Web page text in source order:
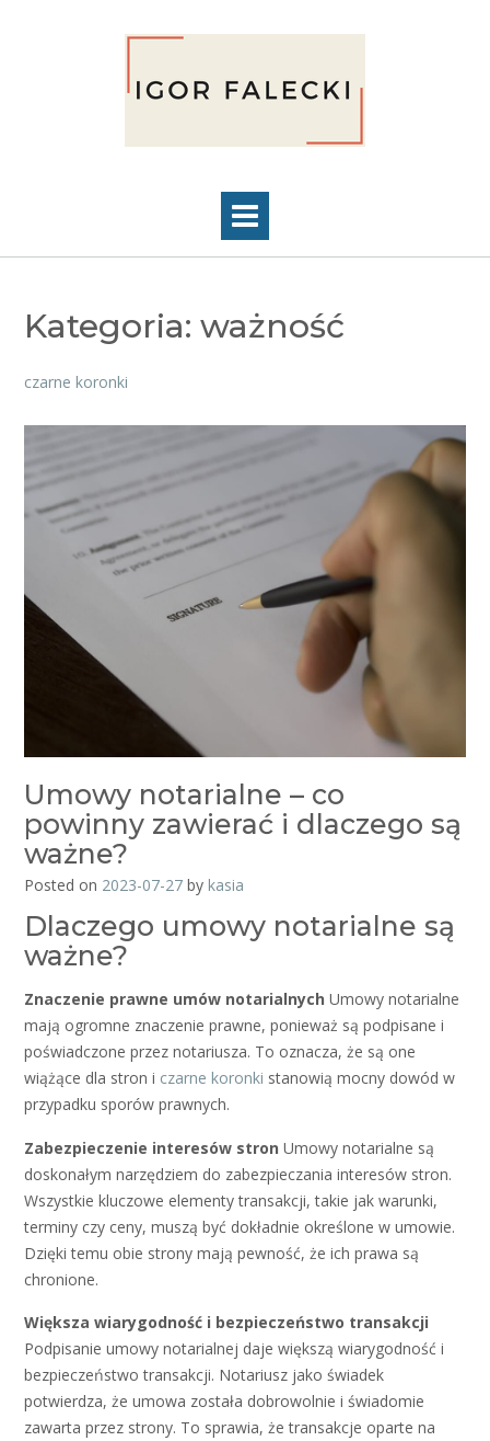
Kategoria: ważność
czarne koronki
Umowy notarialne – co
powinny zawierać i dlaczego są
ważne?
Posted on 2023-07-27 by kasia
Dlaczego umowy notarialne są
ważne?
Znaczenie prawne umów notarialnych Umowy notarialne
mają ogromne znaczenie prawne, ponieważ są podpisane i
poświadczone przez notariusza. To oznacza, że są one
wiążące dla stron i czarne koronki stanowią mocny dowód w
przypadku sporów prawnych.
Zabezpieczenie interesów stron Umowy notarialne są
doskonałym narzędziem do zabezpieczania interesów stron.
Wszystkie kluczowe elementy transakcji, takie jak warunki,
terminy czy ceny, muszą być dokładnie określone w umowie.
Dzięki temu obie strony mają pewność, że ich prawa są
chronione.
Większa wiarygodność i bezpieczeństwo transakcji
Podpisanie umowy notarialnej daje większą wiarygodność i
bezpieczeństwo transakcji. Notariusz jako świadek
potwierdza, że umowa została dobrowolnie i świadomie
zawarta przez strony. To sprawia, że transakcje oparte na